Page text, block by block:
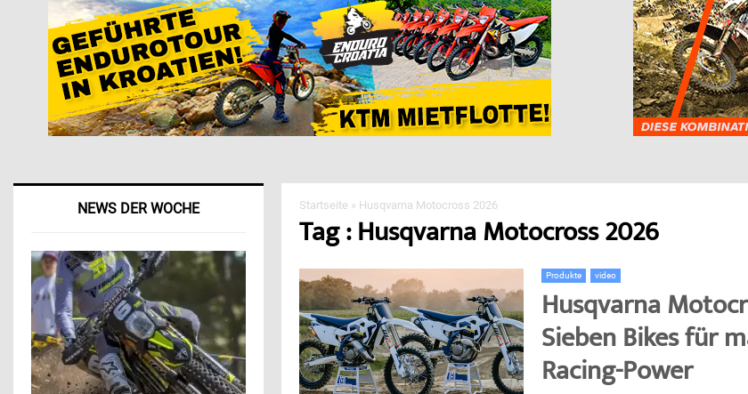
Startseite » Husqvarna Motocross 2026
Tag : Husqvarna Motocross 2026
Produkte video
Husqvarna
Sieben Bikes für
Racing-Power
NEWS DER WOCHE